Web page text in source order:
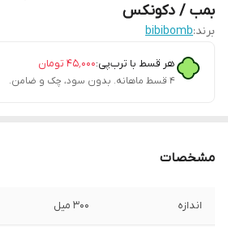
بمب / دکونکس
برند:bibibomb
هر قسط با ترب‌پی:۴۵٬۰۰۰ تومان
۴ قسط ماهانه. بدون سود، چک و ضامن.
مشخصات
اندازه 300 میل